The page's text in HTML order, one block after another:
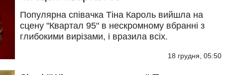
Популярна співачка Тіна Кароль вийшла на
сцену "Квартал 95" в нескромному вбранні з
глибокими вирізами, і вразила всіх.
18 грудня, 05:50